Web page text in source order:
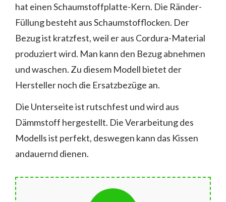
hat einen Schaumstoffplatte-Kern. Die Ränder-
Füllung besteht aus Schaumstofflocken. Der
Bezug ist kratzfest, weil er aus Cordura-Material
produziert wird. Man kann den Bezug abnehmen
und waschen. Zu diesem Modell bietet der
Hersteller noch die Ersatzbezüge an.
Die Unterseite ist rutschfest und wird aus
Dämmstoff hergestellt. Die Verarbeitung des
Modells ist perfekt, deswegen kann das Kissen
andauernd dienen.